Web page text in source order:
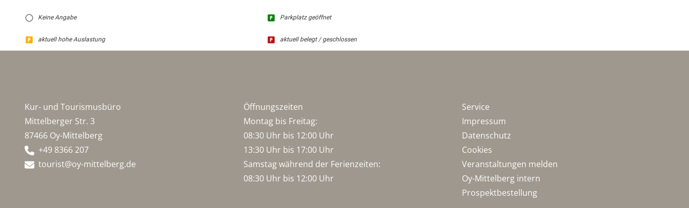
Keine Angabe Parkplatz geöffnet
aktuell hohe Auslastung aktuell belegt / geschlossen
Kur- und Tourismusbüro
Mittelberger Str. 3
87466 Oy-Mittelberg
+49 8366 207
tourist@oy-mittelberg.de
Öffnungszeiten
Montag bis Freitag:
08:30 Uhr bis 12:00 Uhr
13:30 Uhr bis 17:00 Uhr
Samstag während der Ferienzeiten:
08:30 Uhr bis 12:00 Uhr
Service
Impressum
Datenschutz
Cookies
Veranstaltungen melden
Oy-Mittelberg intern
Prospektbestellung